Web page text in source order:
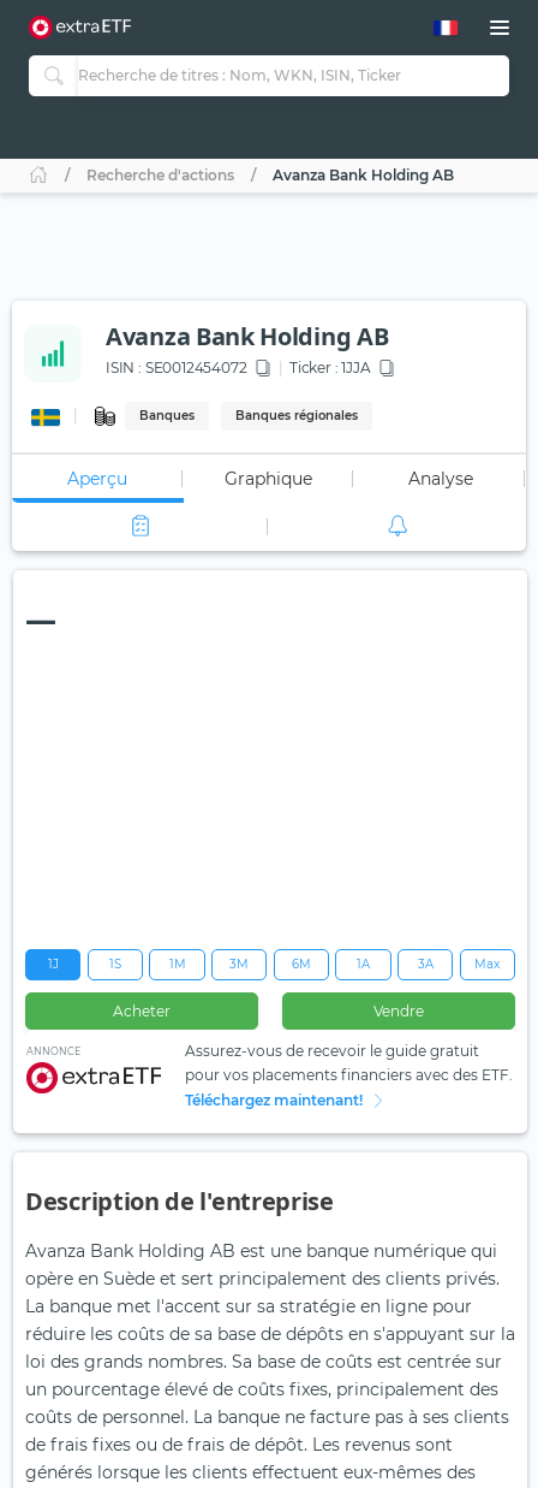
Recherche d'actions Avanza Bank Holding AB
Avanza Bank Holding AB
ISIN : SE0012454072 Ticker : 1JJA
Banques Banques régionales
Aperçu Graphique Analyse
—
1J 1S 1M 3M 6M 1A 3A Max
Acheter Vendre
ANNONCE
Assurez-vous de recevoir le guide gratuit
pour vos placements financiers avec des ETF.
Téléchargez maintenant!
Description de l'entreprise
Avanza Bank Holding AB est une banque numérique qui
opère en Suède et sert principalement des clients privés.
La banque met l'accent sur sa stratégie en ligne pour
réduire les coûts de sa base de dépôts en s'appuyant sur la
loi des grands nombres. Sa base de coûts est centrée sur
un pourcentage élevé de coûts fixes, principalement des
coûts de personnel. La banque ne facture pas à ses clients
de frais fixes ou de frais de dépôt. Les revenus sont
générés lorsque les clients effectuent eux-mêmes des